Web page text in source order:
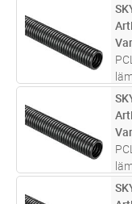
M
mer
M
M